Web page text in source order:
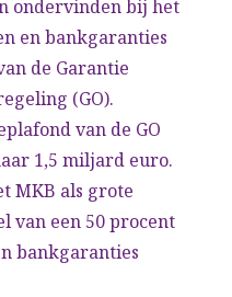
ondervinden bij het
en bankgaranties
de Garantie
(GO).
van de GO
1,5 miljard euro.
MKB als grote
van een 50 procent
bankgaranties